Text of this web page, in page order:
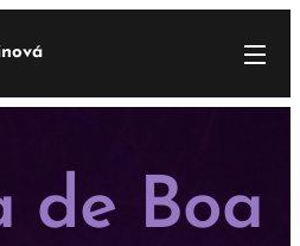
de Boa